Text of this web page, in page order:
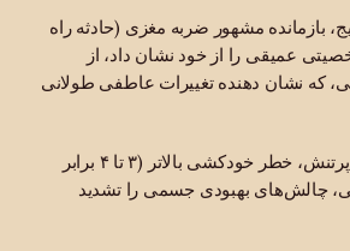
بازمانده مشهور ضربه مغزی (حادثه راه
شخصیتی عمیقی را از خود نشان داد، از
که نشان دهنده تغییرات عاطفی طولانی
روابط پرتنش، خطر خودکشی بالاتر (۳ تا ۴ برابر
چالش‌های بهبودی جسمی را تشدید